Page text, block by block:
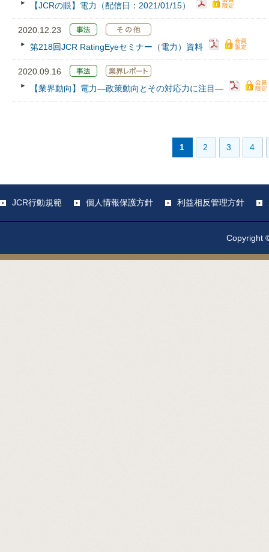
【JCRの眼】電力（配信日：2021/01/15）
2020.12.23
第218回JCR RatingEyeセミナー（電力）資料
2020.09.16
【業界動向】電力―政策動向とその対応力に注目―
1 2 3 4
JCR行動規範 個人情報保護方針 利益相反管理方針
Copyright